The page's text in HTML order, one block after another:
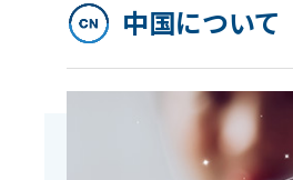
中国について